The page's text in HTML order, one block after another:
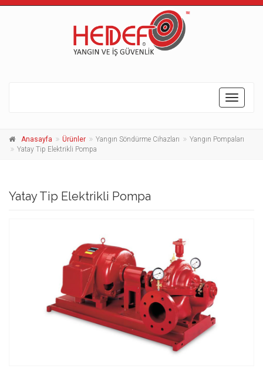
Toggle
Anasayfa Ürünler Yangın Söndürme Cihazları
Yangın Pompaları
Yatay Tip Elektrikli Pompa
Yatay Tip Elektrikli Pompa